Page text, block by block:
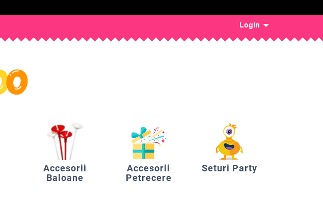
Login
Accesorii
Baloane
Accesorii
Petrecere
Seturi Party